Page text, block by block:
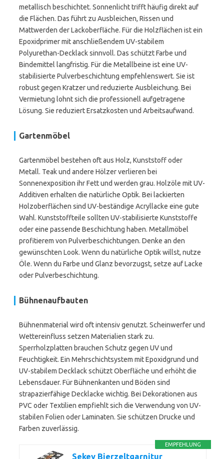
metallisch beschichtet. Sonnenlicht trifft häufig direkt auf
die Flächen. Das führt zu Ausbleichen, Rissen und
Mattwerden der Lackoberfläche. Für die Holzflächen ist ein
Epoxidprimer mit anschließendem UV-stabilem
Polyurethan-Decklack sinnvoll. Das schützt Farbe und
Bindemittel langfristig. Für die Metallbeine ist eine UV-
stabilisierte Pulverbeschichtung empfehlenswert. Sie ist
robust gegen Kratzer und reduzierte Ausbleichung. Bei
Vermietung lohnt sich die professionell aufgetragene
Lösung. Sie reduziert Ersatzkosten und Arbeitsaufwand.
Gartenmöbel
Gartenmöbel bestehen oft aus Holz, Kunststoff oder
Metall. Teak und andere Hölzer verlieren bei
Sonnenexposition ihr Fett und werden grau. Holzöle mit UV-
Additiven erhalten die natürliche Optik. Bei lackierten
Holzoberflächen sind UV-beständige Acryllacke eine gute
Wahl. Kunststoffteile sollten UV-stabilisierte Kunststoffe
oder eine passende Beschichtung haben. Metallmöbel
profitierem von Pulverbeschichtungen. Denke an den
gewünschten Look. Wenn du natürliche Optik willst, nutze
Öle. Wenn du Farbe und Glanz bevorzugst, setze auf Lacke
oder Pulverbeschichtung.
Bühnenaufbauten
Bühnenmaterial wird oft intensiv genutzt. Scheinwerfer und
Wettereinfluss setzen Materialien stark zu.
Sperrholzplatten brauchen Schutz gegen UV und
Feuchtigkeit. Ein Mehrschichtsystem mit Epoxidgrund und
UV-stabilem Decklack schützt Oberfläche und erhöht die
Lebensdauer. Für Bühnenkanten und Böden sind
strapazierfähige Decklacke wichtig. Bei Dekorationen aus
PVC oder Textilien empfiehlt sich die Verwendung von UV-
stabilen Folien oder Laminaten. Sie schützen Drucke und
Farben zuverlässig.
EMPFEHLUNG
Sekey Bierzeltgarnitur